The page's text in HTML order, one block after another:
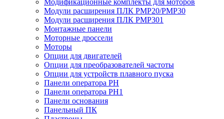
Модификационные комплекты для моторов
Модули расширения ПЛК PMP20/PMP30
Модули расширения ПЛК PMP301
Монтажные панели
Моторные дроссели
Моторы
Опции для двигателей
Опции для преобразователей частоты
Опции для устройств плавного пуска
Панели оператора PH
Панели оператора PH1
Панели основания
Панельный ПК